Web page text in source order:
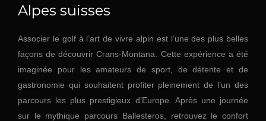
Alpes suisses
Associer le golf à l’art de vivre alpin est l’une des plus belles
façons de découvrir Crans-Montana. Cette expérience a été
imaginée pour les amateurs de sport, de détente et de
gastronomie qui souhaitent profiter pleinement de l’un des
parcours les plus prestigieux d’Europe. Après une journée
sur le mythique parcours Ballesteros, retrouvez le confort